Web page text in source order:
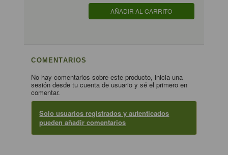
AÑADIR AL CARRITO
COMENTARIOS
No hay comentarios sobre este producto, inicia una
sesión desde tu cuenta de usuario y sé el primero en
comentar.
Solo usuarios registrados y autenticados
pueden añadir comentarios